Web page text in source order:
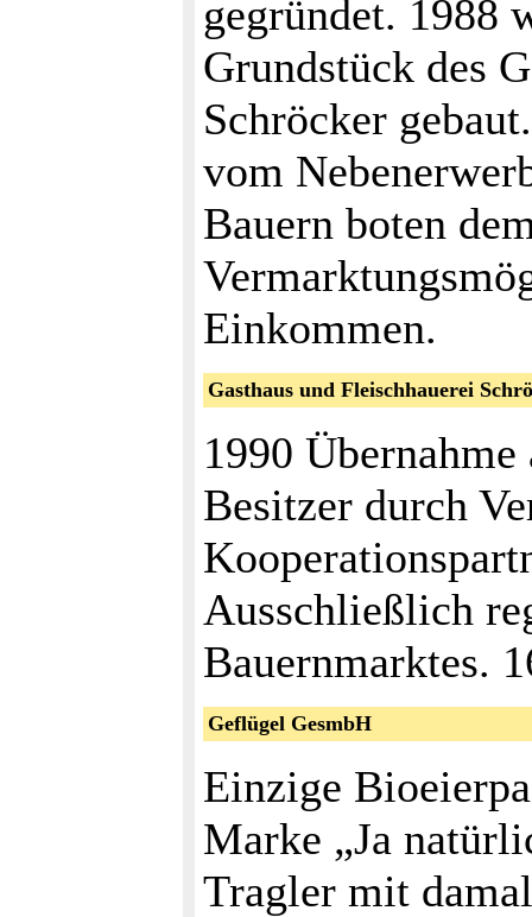
gegründet. 1988
Grundstück des
Schröcker
vom
Bauern boten
Einkommen.
Gasthaus und Fleischhauerei
1990
Besitzer durch
Ausschließlich
Bauernmarktes.
Geflügel GesmbH
Einzige
Marke „Ja
Tragler mit